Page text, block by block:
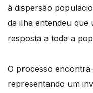
à dispersão
da ilha entendeu que
resposta a toda a
O processo
representando um